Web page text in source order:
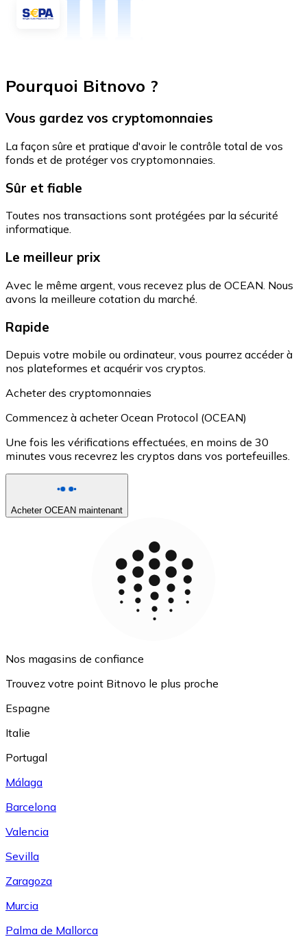
Pourquoi Bitnovo ?
Vous gardez vos cryptomonnaies
La façon sûre et pratique d'avoir le contrôle total de vos
fonds et de protéger vos cryptomonnaies.
Sûr et fiable
Toutes nos transactions sont protégées par la sécurité
informatique.
Le meilleur prix
Avec le même argent, vous recevez plus de OCEAN. Nous
avons la meilleure cotation du marché.
Rapide
Depuis votre mobile ou ordinateur, vous pourrez accéder à
nos plateformes et acquérir vos cryptos.
Acheter des cryptomonnaies
Commencez à acheter Ocean Protocol (OCEAN)
Une fois les vérifications effectuées, en moins de 30
minutes vous recevrez les cryptos dans vos portefeuilles.
Acheter OCEAN maintenant
Nos magasins de confiance
Trouvez votre point Bitnovo le plus proche
Espagne
Italie
Portugal
Málaga
Barcelona
Valencia
Sevilla
Zaragoza
Murcia
Palma de Mallorca